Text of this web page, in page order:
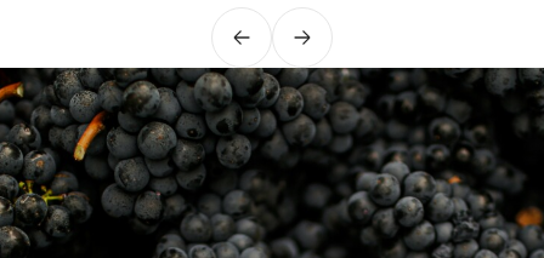
PrécédentSuivant